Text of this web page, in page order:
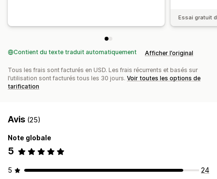
Essai gratuit
Contient du texte traduit automatiquement Afficher l’original
Tous les frais sont facturés en USD. Les frais récurrents et basés sur
l’utilisation sont facturés tous les 30 jours. Voir toutes les options de
tarification
Avis (25)
Note globale
5
5
24